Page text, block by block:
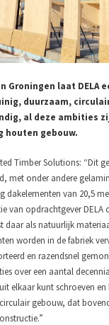
Groningen laat DELA
duurzaam,
al deze ambities
houten gebouw.
Timber Solutions: “Dit
met onder andere
dakelementen van 20,5
van opdrachtgever DELA
daar als natuurlijk
worden in de fabriek
en razendsnel
over een aantal
elkaar kunt schroeven en
gebouw, dat